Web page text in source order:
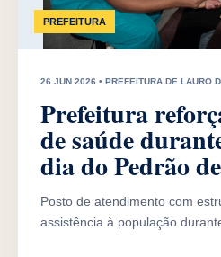
PREFEITURA
26 JUN 2026 • PREFEITURA DE LAURO
Prefeitura
de saúde
dia do Pedrão
Posto de atendimento com
assistência à população